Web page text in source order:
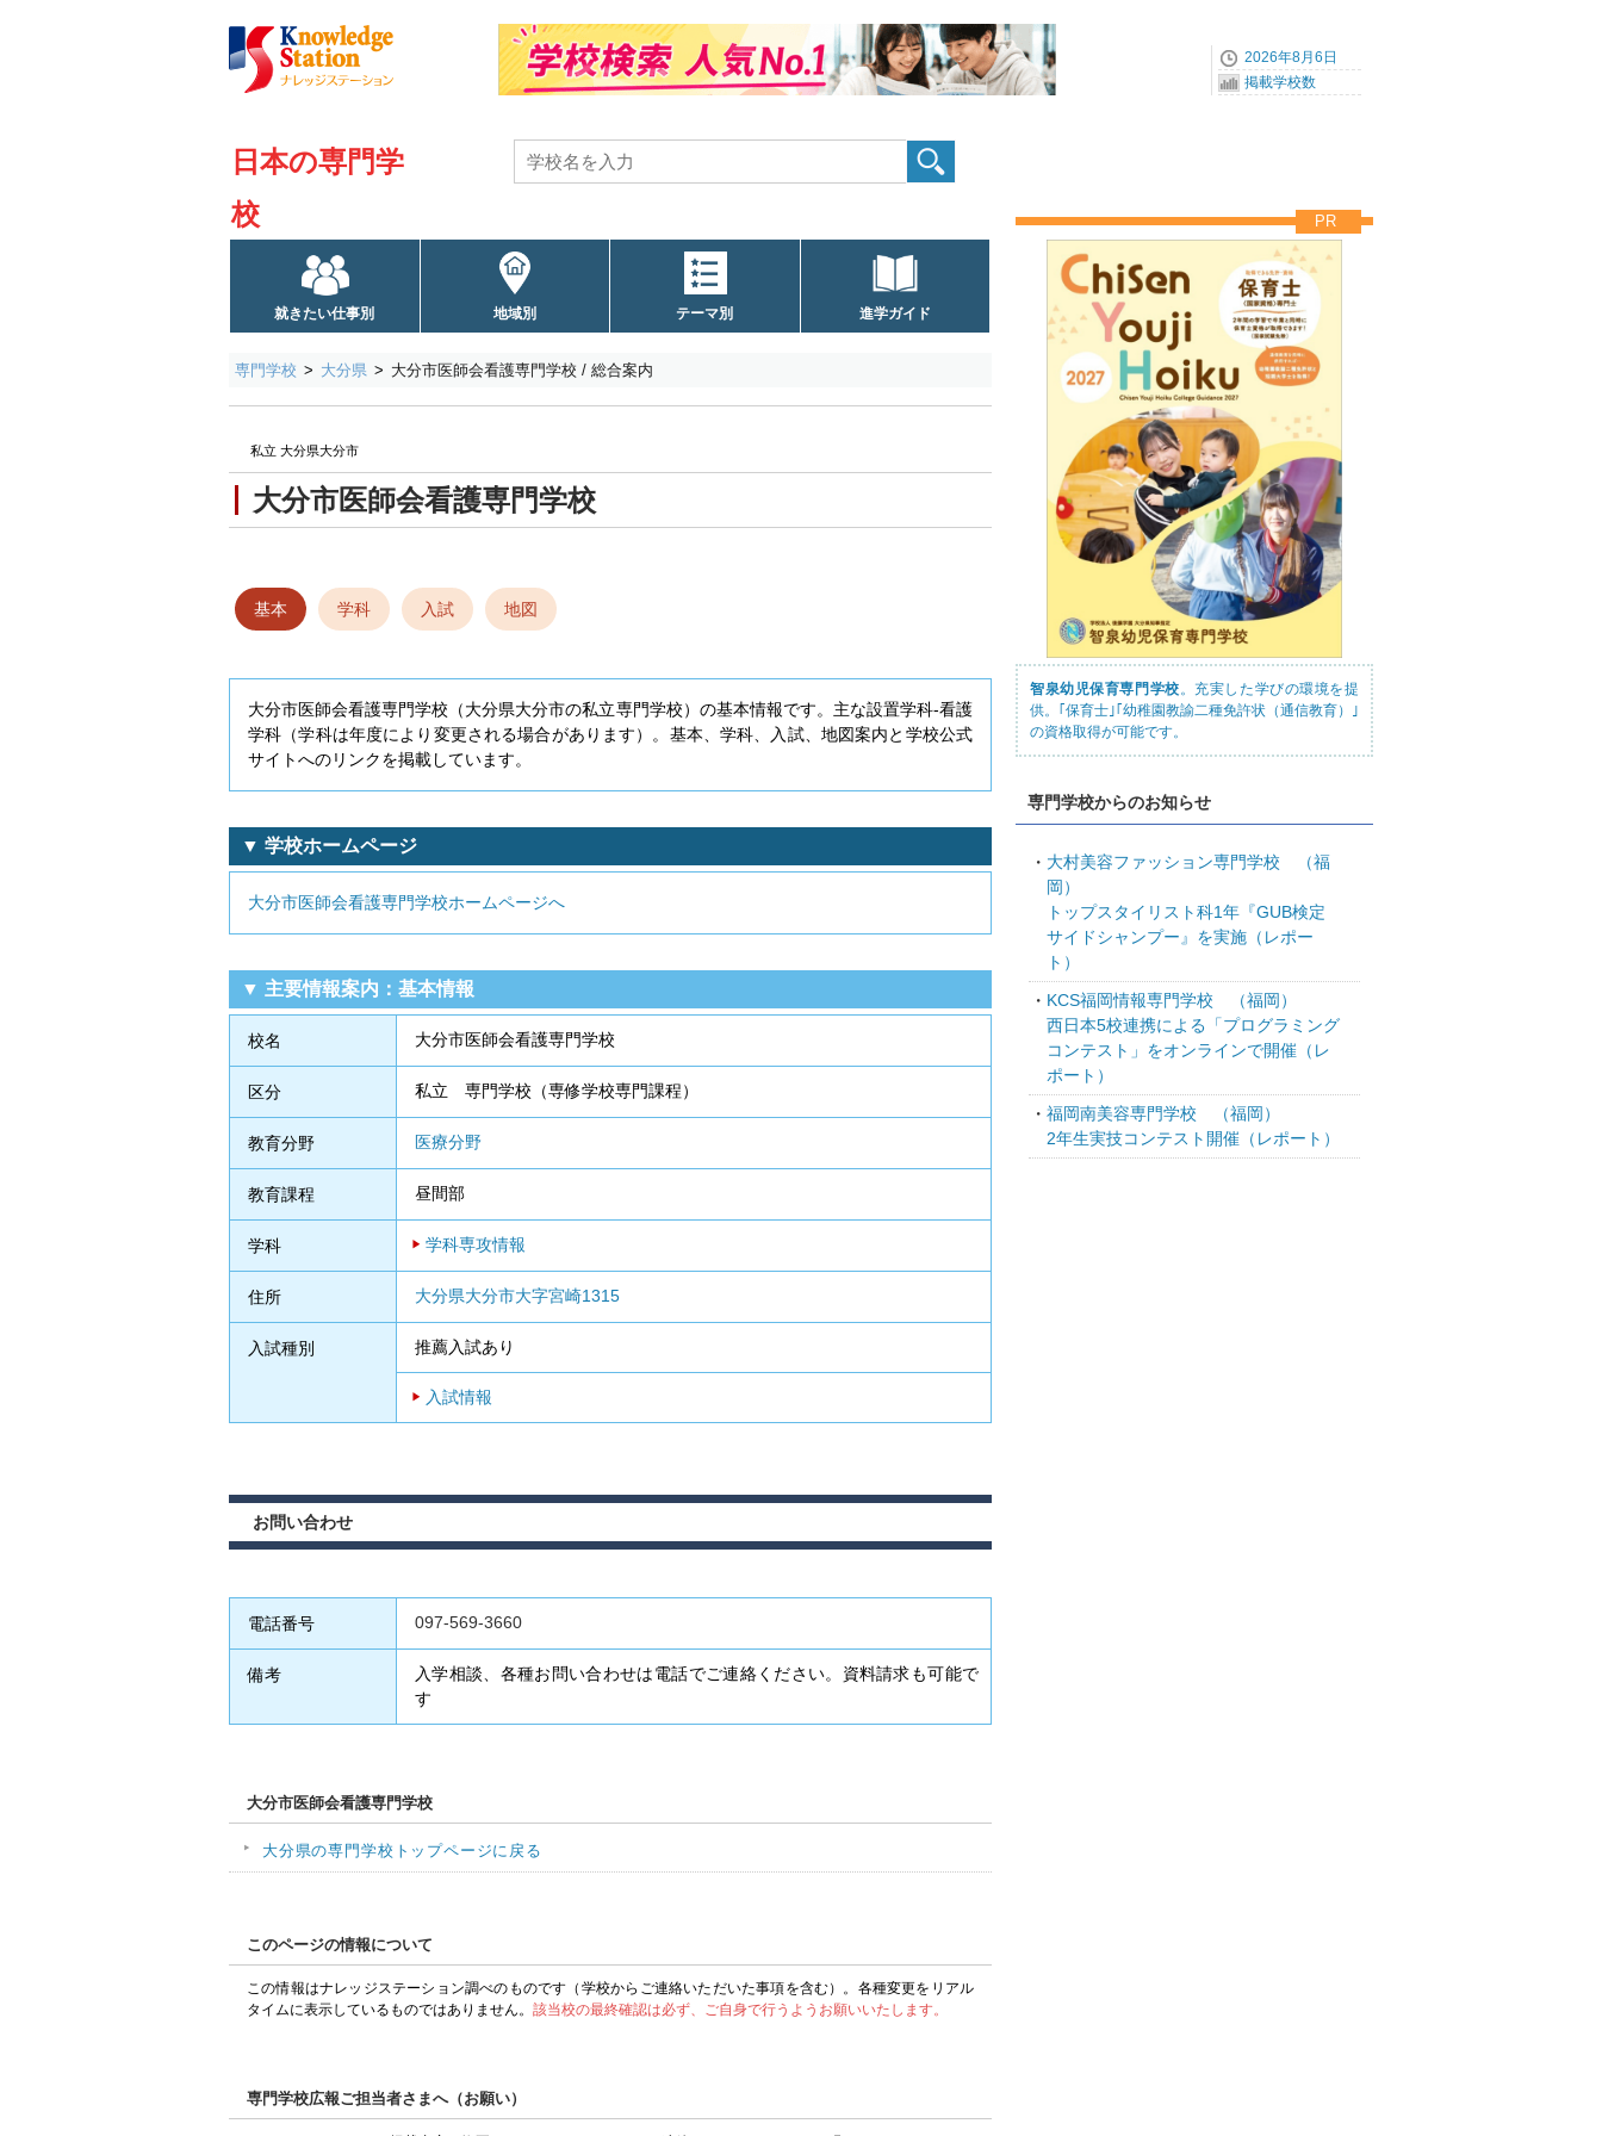
2026年8月6日
掲載学校数
日本の専門学
校
就きたい仕事別 地域別 テーマ別 進学ガイド
専門学校 大分県 大分市医師会看護専門学校 / 総合案内
大分市医師会看護専門学校
私立 大分県大分市
基本 学科 入試 地図
大分市医師会看護専門学校（大分県大分市の私立専門学校）の基本情報です。主な設置学科-看護
学科（学科は年度により変更される場合があります）。基本、学科、入試、地図案内と学校公式
サイトへのリンクを掲載しています。
▼ 学校ホームページ
大分市医師会看護専門学校ホームページへ
▼ 主要情報案内：基本情報
校名 大分市医師会看護専門学校
区分 私立 専門学校（専修学校専門課程）
教育分野 医療分野
教育課程 昼間部
学科 学科専攻情報
住所 大分県大分市大字宮崎1315
入試種別 推薦入試あり
入試情報
お問い合わせ
電話番号 097-569-3660
備考
入学相談、各種お問い合わせは電話でご連絡ください。資料請求も可能で
す
大分市医師会看護専門学校
大分県の専門学校トップページに戻る
このページの情報について
この情報はナレッジステーション調べのものです（学校からご連絡いただいた事項を含む）。各種変更をリアル
タイムに表示しているものではありません。 該当校の最終確認は必ず、ご自身で行うようお願いいたします。
専門学校広報ご担当者さまへ（お願い）
PR
智泉幼児保育専門学校。充実した学びの環境を提
供。｢保育士｣｢幼稚園教諭二種免許状（通信教育）｣
の資格取得が可能です。
専門学校からのお知らせ
大村美容ファッション専門学校 （福
岡）
トップスタイリスト科1年『GUB検定
サイドシャンプー』を実施（レポー
ト）
KCS福岡情報専門学校 （福岡）
西日本5校連携による「プログラミング
コンテスト」をオンラインで開催（レ
ポート）
福岡南美容専門学校 （福岡）
2年生実技コンテスト開催（レポート）